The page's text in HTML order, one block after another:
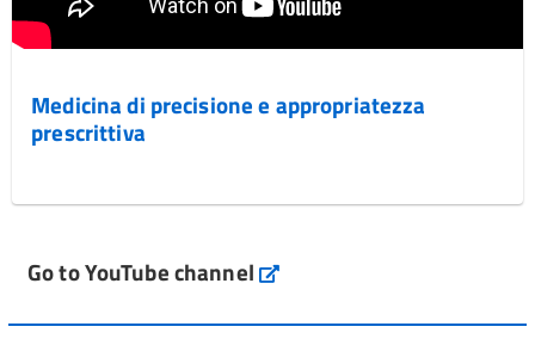
Medicina di precisione e appropriatezza
prescrittiva
Go to YouTube channel